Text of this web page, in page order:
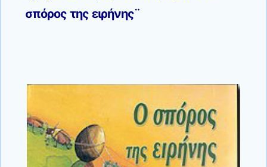
σπόρος της ειρήνης¨